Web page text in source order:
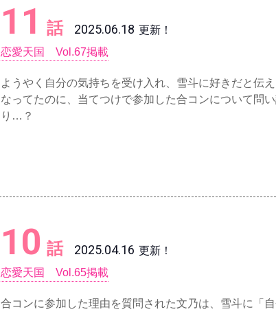
11 話 2025.06.18 更新！
恋愛天国 Vol.67掲載
ようやく自分の気持ちを受け入れ、雪斗に好きだと伝
なってたのに、当てつけで参加した合コンについて問
り…？
10 話 2025.04.16 更新！
恋愛天国 Vol.65掲載
合コンに参加した理由を質問された文乃は、雪斗に「